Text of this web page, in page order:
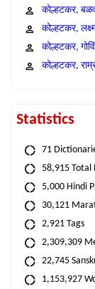
कोल्हटकर,
कोल्हटकर,
कोल्हटकर,
कोल्हटकर,
Statistics
71
58,915 Total
5,000 Hindi
30,121
2,921 Tags
2,309,309
22,745
1,153,927